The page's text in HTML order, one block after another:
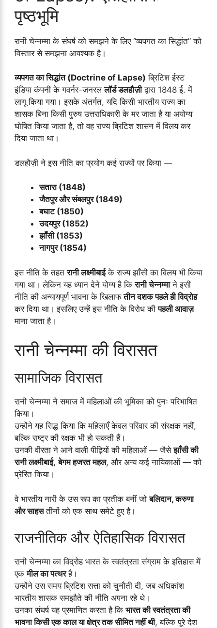
पृष्ठभूमि
रानी चेन्नम्मा के संघर्ष को समझने के लिए “व्यपगत का सिद्धांत” को
विस्तार से समझना आवश्यक है।
व्यपगत का सिद्धांत (Doctrine of Lapse) ब्रिटिश ईस्ट
इंडिया कंपनी के गवर्नर-जनरललॉर्ड डलहौज़ीद्वारा 1848 ई. में
लागू किया गया। इसके अंतर्गत, यदि किसी भारतीय राज्य का
शासक बिना किसी पुरुष उत्तराधिकारी के मर जाता है या अयोग्य
घोषित किया जाता है, तो वह राज्य ब्रिटिश शासन में विलय कर
दिया जाता था।
डलहौज़ी ने इस नीति का प्रयोग कई राज्यों पर किया —
सतारा (1848)
जैतपुर और संबलपुर (1849)
बघाट (1850)
उदयपुर (1852)
झाँसी (1853)
नागपुर (1854)
इस नीति के तहतरानी लक्ष्मीबाईके राज्य झाँसी का विलय भी किया
गया था। लेकिन यह ध्यान देने योग्य है किरानी चेन्नम्माने इसी
नीति की अन्यायपूर्ण भावना के खिलाफतीन दशक पहले ही विद्रोह
कर दिया था। इसलिए उन्हें इस नीति के विरोध कीपहली आवाज़
माना जाता है।
रानी चेन्नम्मा की विरासत
सामाजिक विरासत
रानी चेन्नम्मा ने समाज में महिलाओं की भूमिका को पुनः परिभाषित
किया।
उन्होंने यह सिद्ध किया कि महिलाएँ केवल परिवार की संरक्षक नहीं,
बल्कि राष्ट्र की रक्षक भी हो सकती हैं।
उनकी वीरता ने आने वाली पीढ़ियों की महिलाओं — जैसेझाँसी की
रानी लक्ष्मीबाई,बेगम हजरत महल, और अन्य कई नायिकाओं — को
प्रेरित किया।
वे भारतीय नारी के उस रूप का प्रतीक बनीं जोबलिदान, करुणा
और साहसतीनों को एक साथ समेटे हुए है।
राजनीतिक और ऐतिहासिक विरासत
रानी चेन्नम्मा का विद्रोह भारत के स्वतंत्रता संग्राम के इतिहास में
एकमील का पत्थरहै।
उन्होंने उस समय ब्रिटिश सत्ता को चुनौती दी, जब अधिकांश
भारतीय शासक समझौते की नीति अपना रहे थे।
उनका संघर्ष यह प्रमाणित करता है कि भारत की स्वतंत्रता की
भावना किसी एक काल या क्षेत्र तक सीमित नहीं थी, बल्कि पूरे देश